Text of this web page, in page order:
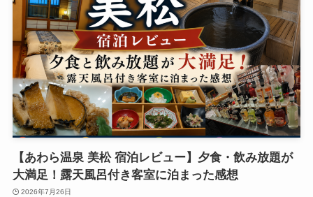
【あわら温泉 美松 宿泊レビュー】夕食・飲み放題が
大満足！露天風呂付き客室に泊まった感想
2026年7月26日